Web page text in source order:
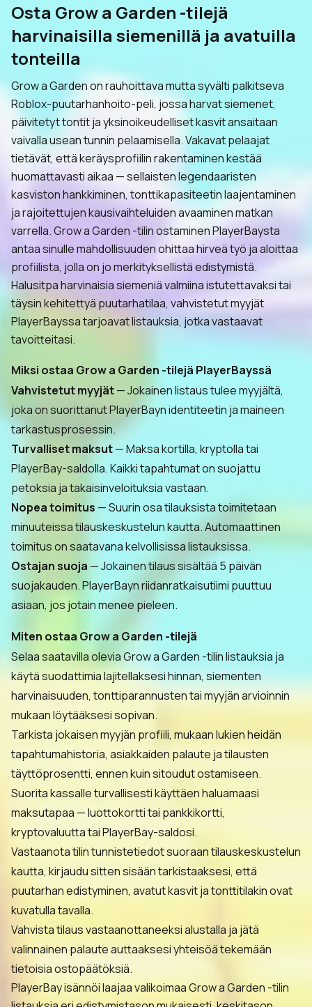
Osta Grow a Garden -tilejä
harvinaisilla siemenillä ja avatuilla
tonteilla
Grow a Garden on rauhoittava mutta syvälti palkitseva
Roblox-puutarhanhoito-peli, jossa harvat siemenet,
päivitetyt tontit ja yksinoikeudelliset kasvit ansaitaan
vaivalla usean tunnin pelaamisella. Vakavat pelaajat
tietävät, että keräysprofiilin rakentaminen kestää
huomattavasti aikaa — sellaisten legendaaristen
kasviston hankkiminen, tonttikapasiteetin laajentaminen
ja rajoitettujen kausivaihteluiden avaaminen matkan
varrella. Grow a Garden -tilin ostaminen PlayerBaysta
antaa sinulle mahdollisuuden ohittaa hirveä työ ja aloittaa
profiilista, jolla on jo merkityksellistä edistymistä.
Halusitpa harvinaisia siemeniä valmiina istutettavaksi tai
täysin kehitettyä puutarhatilaa, vahvistetut myyjät
PlayerBayssa tarjoavat listauksia, jotka vastaavat
tavoitteitasi.
Miksi ostaa Grow a Garden -tilejä PlayerBayssä
Vahvistetut myyjät— Jokainen listaus tulee myyjältä,
joka on suorittanut PlayerBayn identiteetin ja maineen
tarkastusprosessin.
Turvalliset maksut— Maksa kortilla, kryptolla tai
PlayerBay-saldolla. Kaikki tapahtumat on suojattu
petoksia ja takaisinveloituksia vastaan.
Nopea toimitus — Suurin osa tilauksista toimitetaan
minuuteissa tilauskeskustelun kautta. Automaattinen
toimitus on saatavana kelvollisissa listauksissa.
Ostajan suoja — Jokainen tilaus sisältää 5 päivän
suojakauden. PlayerBayn riidanratkaisutiimi puuttuu
asiaan, jos jotain menee pieleen.
Miten ostaa Grow a Garden -tilejä
Selaa saatavilla olevia Grow a Garden -tilin listauksia ja
käytä suodattimia lajitellaksesi hinnan, siementen
harvinaisuuden, tonttiparannusten tai myyjän arvioinnin
mukaan löytääksesi sopivan.
Tarkista jokaisen myyjän profiili, mukaan lukien heidän
tapahtumahistoria, asiakkaiden palaute ja tilausten
täyttöprosentti, ennen kuin sitoudut ostamiseen.
Suorita kassalle turvallisesti käyttäen haluamaasi
maksutapaa — luottokortti tai pankkikortti,
kryptovaluutta tai PlayerBay-saldosi.
Vastaanota tilin tunnistetiedot suoraan tilauskeskustelun
kautta, kirjaudu sitten sisään tarkistaaksesi, että
puutarhan edistyminen, avatut kasvit ja tonttitilakin ovat
kuvatulla tavalla.
Vahvista tilaus vastaanottaneeksi alustalla ja jätä
valinnainen palaute auttaaksesi yhteisöä tekemään
tietoisia ostopäätöksiä.
PlayerBay isännöi laajaa valikoimaa Grow a Garden -tilin